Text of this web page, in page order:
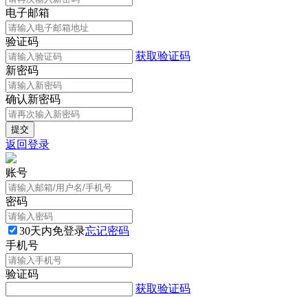
电子邮箱
验证码
获取验证码
新密码
确认新密码
返回登录
账号
密码
30天内免登录忘记密码
手机号
验证码
获取验证码